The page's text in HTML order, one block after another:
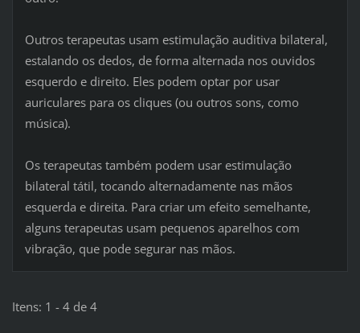
Outros terapeutas usam estimulação auditiva bilateral,
estalando os dedos, de forma alternada nos ouvidos
esquerdo e direito. Eles podem optar por usar
auriculares para os cliques (ou outros sons, como
música).
Os terapeutas também podem usar estimulação
bilateral tátil, tocando alternadamente nas mãos
esquerda e direita. Para criar um efeito semelhante,
alguns terapeutas usam pequenos aparelhos com
vibração, que pode segurar nas mãos.
Itens: 1 - 4 de 4